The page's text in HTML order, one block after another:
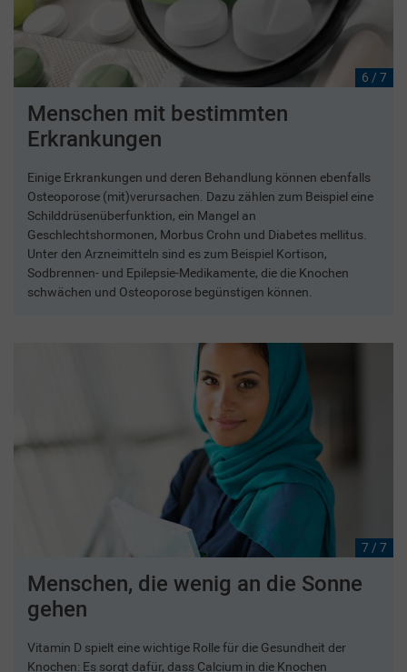
6 / 7
Menschen mit bestimmten
Erkrankungen
Einige Erkrankungen und deren Behandlung können ebenfalls
Osteoporose (mit)verursachen. Dazu zählen zum Beispiel eine
Schilddrüsenüberfunktion, ein Mangel an
Geschlechtshormonen, Morbus Crohn und Diabetes mellitus.
Unter den Arzneimitteln sind es zum Beispiel Kortison,
Sodbrennen- und Epilepsie-Medikamente, die die Knochen
schwächen und Osteoporose begünstigen können.
7 / 7
Menschen, die wenig an die Sonne
gehen
Vitamin D spielt eine wichtige Rolle für die Gesundheit der
Knochen: Es sorgt dafür, dass Calcium in die Knochen